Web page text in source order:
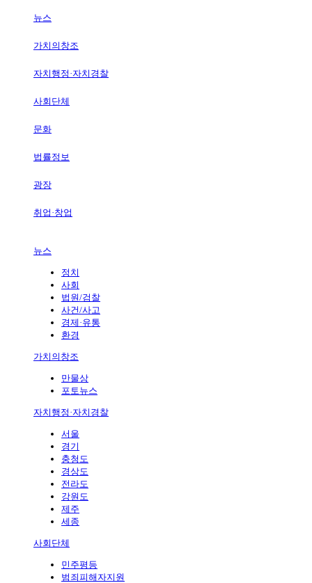
뉴스
가치의창조
자치행정·자치경찰
사회단체
문화
법률정보
광장
취업·창업
뉴스
정치
사회
법원/검찰
사건/사고
경제·유통
환경
가치의창조
만물상
포토뉴스
자치행정·자치경찰
서울
경기
충청도
경상도
전라도
강원도
제주
세종
사회단체
민주평등
범죄피해자지원